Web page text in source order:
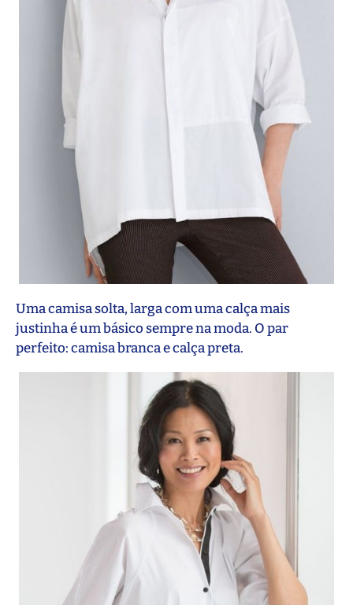
Uma camisa solta, larga com uma calça mais
justinha é um básico sempre na moda. O par
perfeito: camisa branca e calça preta.